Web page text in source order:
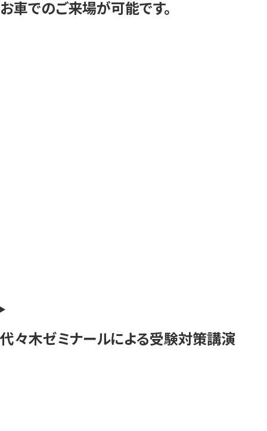
お車でのご来場が可能です。
代々木ゼミナールによる受験対策講演